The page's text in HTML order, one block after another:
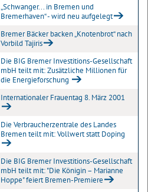
„Schwanger... in Bremen und
Bremerhaven“ - wird neu aufgelegt
Bremer Bäcker backen „Knotenbrot“ nach
Vorbild Tajiris
Die BIG Bremer Investitions-Gesellschaft
mbH teilt mit: Zusätzliche Millionen für
die Energieforschung
Internationaler Frauentag 8. März 2001
Die Verbraucherzentrale des Landes
Bremen teilt mit: Vollwert statt Doping
Die BIG Bremer Investitions-Gesellschaft
mbH teilt mit: "Die Königin – Marianne
Hoppe" feiert Bremen-Premiere